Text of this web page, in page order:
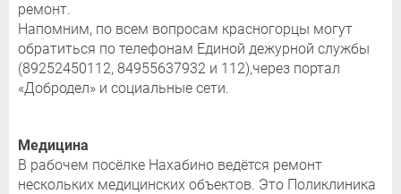
ремонт.
Напомним, по всем вопросам красногорцы могут
обратиться по телефонам Единой дежурной службы
(89252450112, 84955637932 и 112),через портал
«Добродел» и социальные сети.
Медицина
В рабочем посёлке Нахабино ведётся ремонт
нескольких медицинских объектов. Это Поликлиника